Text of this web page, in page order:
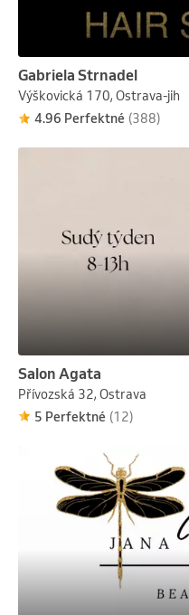
Gabriela Strnadel
Výškovická 170, Ostrava-jih
4.96 Perfektné (388)
Salon Agata
Přívozská 32, Ostrava
5 Perfektné (12)